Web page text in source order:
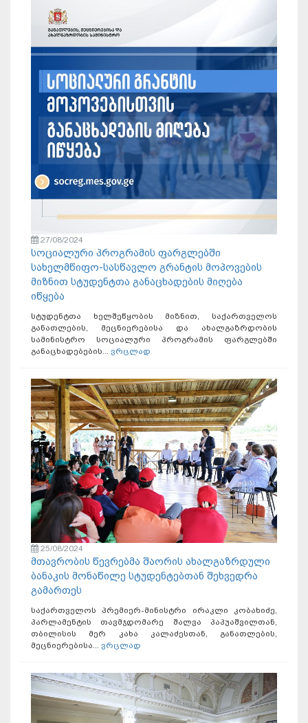
27/08/2024
სოციალური პროგრამის ფარგლებში
სახელმწიფო-სასწავლო გრანტის მოპოვების
მიზნით სტუდენტთა განაცხადების მიღება
იწყება
სტუდენტთა ხელშეწყობის მიზნით, საქართველოს
განათლების, მეცნიერებისა და ახალგაზრდობის
სამინისტრო სოციალური პროგრამის ფარგლებში
განაცხადებების... ვრცლად
25/08/2024
მთავრობის წევრებმა შაორის ახალგაზრდული
ბანაკის მონაწილე სტუდენტებთან შეხვედრა
გამართეს
საქართველოს პრემიერ-მინისტრი ირაკლი კობახიძე,
პარლამენტის თავმჯდომარე შალვა პაპუაშვილთან,
თბილისის მერ კახა კალაძესთან, განათლების,
მეცნიერებისა... ვრცლად